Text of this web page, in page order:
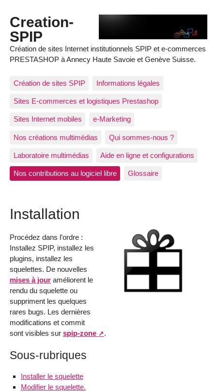
Creation-
SPIP
Création de sites Internet institutionnels SPIP et e-commerces
PRESTASHOP à Annecy Haute Savoie et Genève Suisse.
Création de sites SPIP Informations légales
Sites E-commerces et logistiques Prestashop
Sites Internet mobiles e-Marketing
Nos créations multimédias Qui sommes-nous ?
Laboratoire multimédias Aide en ligne et configurations
Nos contributions au logiciel libre Glossaire
Installation
Procédez dans l’ordre :
Installez SPIP, installez les
plugins, installez les
squelettes. De nouvelles
mises à jour améliorent le
rendu du squelette ou
suppriment les quelques
rares bugs. Les dernières
modifications et commit
sont visibles sur spip-zone .
Sous-rubriques
Installer le squelette
Modifier le squelette.